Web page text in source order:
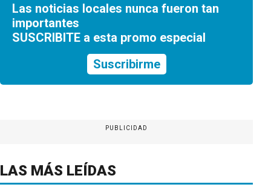
Las noticias locales nunca fueron tan
importantes
SUSCRIBITE a esta promo especial
Suscribirme
PUBLICIDAD
LAS MÁS LEÍDAS